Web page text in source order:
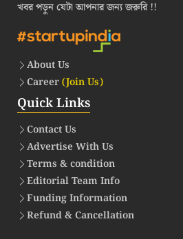
খবর পড়ুন যেটা আপনার জন্য জরুরি !!
About Us
Career(Join Us)
Quick Links
Contact Us
Advertise With Us
Terms & condition
Editorial Team Info
Funding Information
Refund & Cancellation